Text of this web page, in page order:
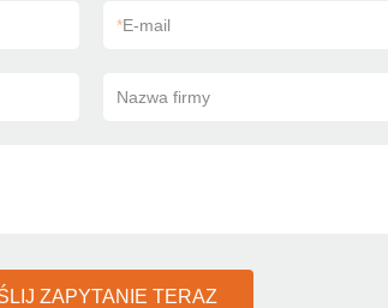
*E-mail
Nazwa firmy
ZAPYTANIE TERAZ